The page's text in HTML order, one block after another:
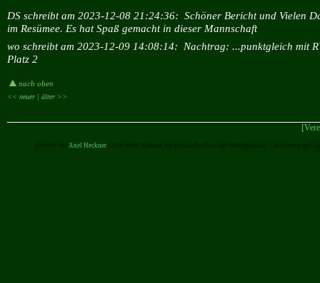
DS schreibt am 2023-12-08 21:24:36: Schöner Bericht und Vielen
im Resümee. Es hat Spaß gemacht in dieser Mannschaft
wo schreibt am 2023-12-09 14:08:14: Nachtrag: ...punktgleich mit
Platz 2
nach oben
<< neuer | älter >>
Erstellt von Axel Heckner. Grün-Weiß Giessen hat keinen Einfluss auf Verfügbarkeit, Gestaltung und